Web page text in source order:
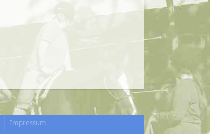
Impressum